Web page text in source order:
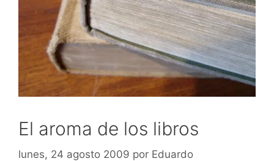
El aroma de los libros
lunes, 24 agosto 2009 por Eduardo